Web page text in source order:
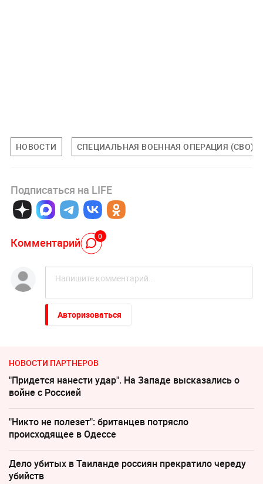
НОВОСТИ СПЕЦИАЛЬНАЯ ВОЕННАЯ ОПЕРАЦИЯ (СВО)
Подписаться на LIFE
Комментарий 0
Авторизоваться
НОВОСТИ ПАРТНЕРОВ
"Придется нанести удар". На Западе высказались о
войне с Россией
"Никто не полезет": британцев потрясло
происходящее в Одессе
Дело убитых в Таиланде россиян прекратило череду
убийств